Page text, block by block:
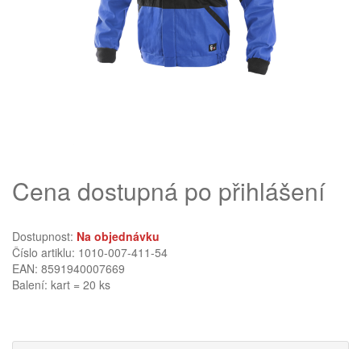
Cena dostupná po přihlášení
Dostupnost: Na objednávku
Číslo artiklu: 1010-007-411-54
EAN: 8591940007669
Balení: kart = 20 ks